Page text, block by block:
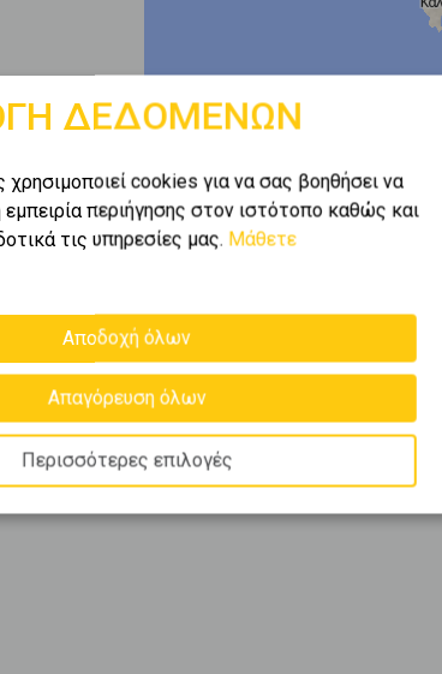
ΔΕΔΟΜΕΝΩΝ
cookies για να σας βοηθήσει να
περιήγησης στον ιστότοπο καθώς και
τις υπηρεσίες μας. Μάθετε
Αποδοχή όλων
Απαγόρευση όλων
Περισσότερες επιλογές